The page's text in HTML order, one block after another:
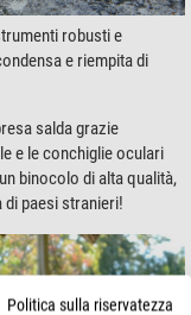
robusti e
e riempita di
salda grazie
e le conchiglie oculari
binocolo di alta qualità,
di paesi stranieri!
Politica sulla riservatezza